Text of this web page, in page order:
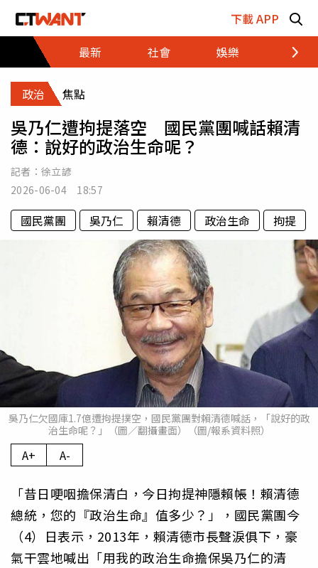
下載 APP
最新
社會 娛樂 財經
政治 焦點
吳乃仁遭拘提落空 國民黨團喊話賴清
德：說好的政治生命呢？
記者： 徐立諺
2026-06-04 18:57
國民黨團 吳乃仁 賴清德 政治生命 拘提
吳乃仁欠國庫1.7億遭拘提撲空，國民黨團對賴清德喊話，「說好的政
治生命呢？」（圖／翻攝畫面）（圖/報系資料照）
A+ A-
「昔日哽咽擔保清白，今日拘提神隱賴帳！賴清德
總統，您的『政治生命』值多少？」，國民黨團今
（4）日表示，2013年，賴清德市長聲淚俱下，豪
氣干雲地喊出「用我的政治生命擔保吳乃仁的清